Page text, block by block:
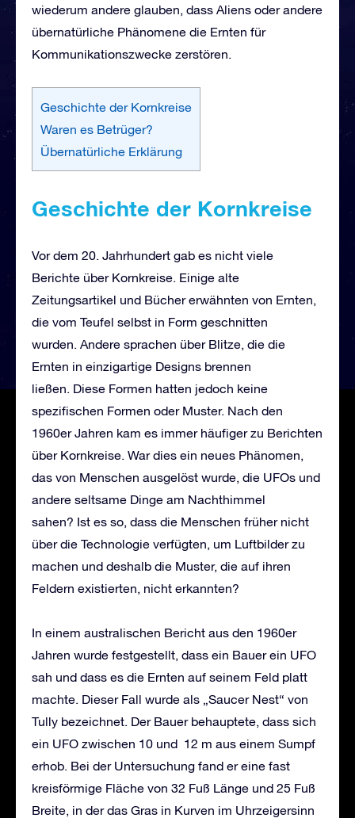
wiederum andere glauben, dass Aliens oder andere
übernatürliche Phänomene die Ernten für
Kommunikationszwecke zerstören.
Geschichte der Kornkreise
Waren es Betrüger?
Übernatürliche Erklärung
Geschichte der Kornkreise
Vor dem 20. Jahrhundert gab es nicht viele
Berichte über Kornkreise. Einige alte
Zeitungsartikel und Bücher erwähnten von Ernten,
die vom Teufel selbst in Form geschnitten
wurden. Andere sprachen über Blitze, die die
Ernten in einzigartige Designs brennen
ließen. Diese Formen hatten jedoch keine
spezifischen Formen oder Muster. Nach den
1960er Jahren kam es immer häufiger zu Berichten
über Kornkreise. War dies ein neues Phänomen,
das von Menschen ausgelöst wurde, die UFOs und
andere seltsame Dinge am Nachthimmel
sahen? Ist es so, dass die Menschen früher nicht
über die Technologie verfügten, um Luftbilder zu
machen und deshalb die Muster, die auf ihren
Feldern existierten, nicht erkannten?
In einem australischen Bericht aus den 1960er
Jahren wurde festgestellt, dass ein Bauer ein UFO
sah und dass es die Ernten auf seinem Feld platt
machte. Dieser Fall wurde als „Saucer Nest“ von
Tully bezeichnet. Der Bauer behauptete, dass sich
ein UFO zwischen 10 und 12 m aus einem Sumpf
erhob. Bei der Untersuchung fand er eine fast
kreisförmige Fläche von 32 Fuß Länge und 25 Fuß
Breite, in der das Gras in Kurven im Uhrzeigersinn